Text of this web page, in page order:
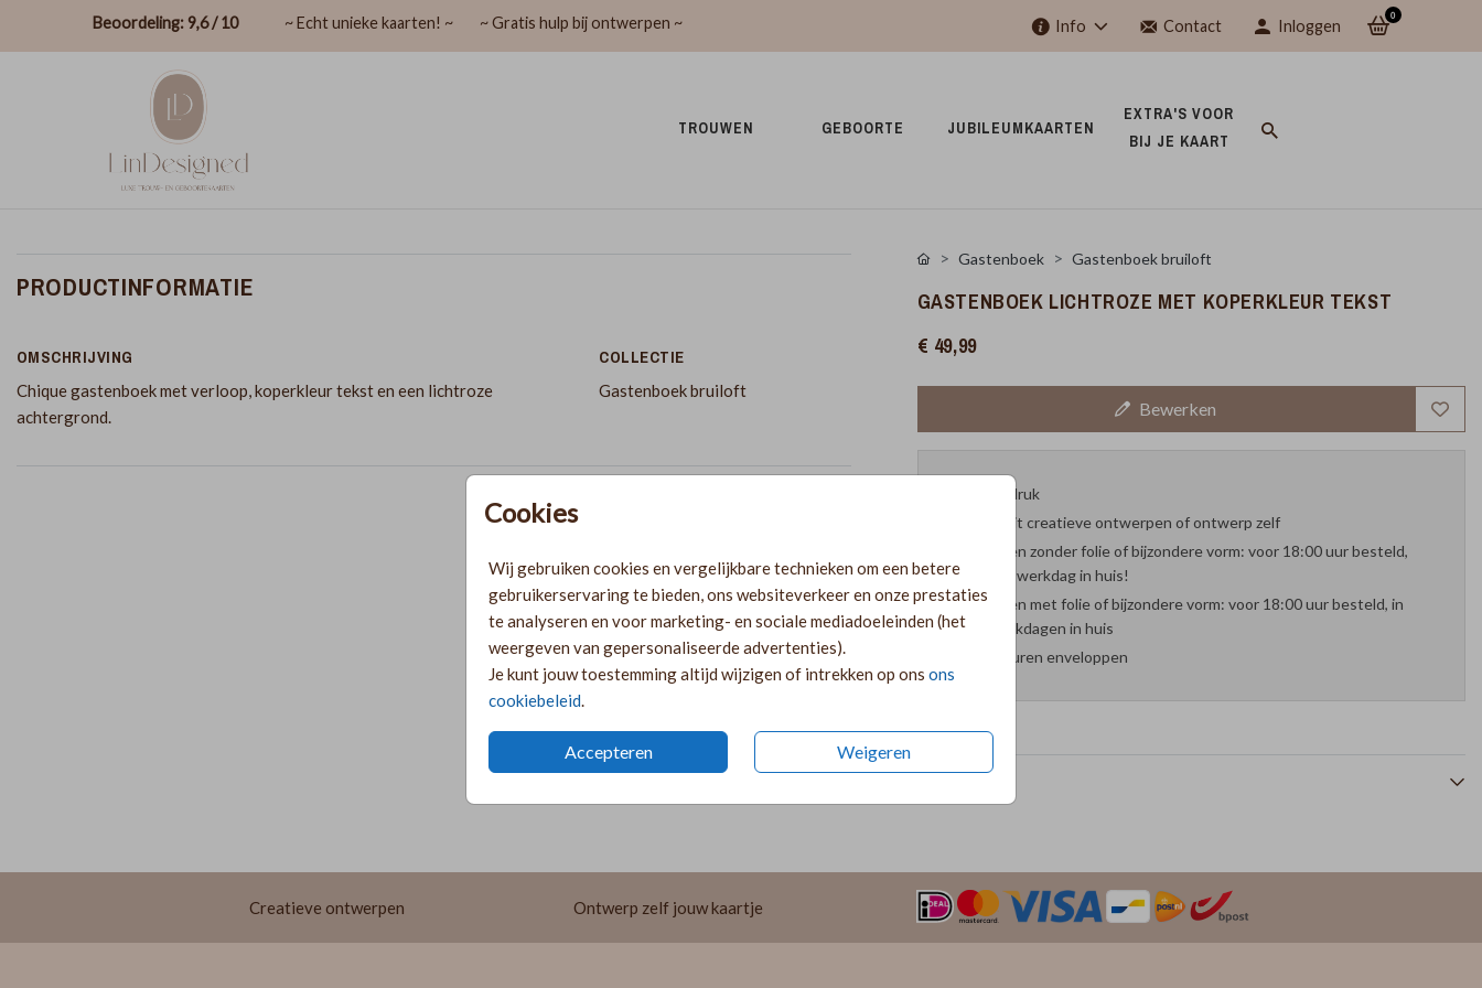
Beoordeling: 9,6 / 10 ~ Echt unieke kaarten! ~ ~ Gratis hulp bij ontwerpen ~ Info Contact Inloggen
0
TROUWEN GEBOORTE JUBILEUMKAARTEN
EXTRA'S VOOR
BIJ JE KAART
Cookies
Wij gebruiken cookies en vergelijkbare technieken om een betere
gebruikerservaring te bieden, ons websiteverkeer en onze prestaties
te analyseren en voor marketing- en sociale mediadoeleinden (het
weergeven van gepersonaliseerde advertenties).
Je kunt jouw toestemming altijd wijzigen of intrekken op ons ons
cookiebeleid
Accepteren Weigeren
PRODUCTINFORMATIE
OMSCHRIJVING
Chique gastenboek met verloop, koperkleur tekst en een lichtroze
achtergrond.
COLLECTIE
Gastenboek bruiloft
Gastenboek Gastenboek bruiloft
GASTENBOEK LICHTROZE MET KOPERKLEUR TEKST
€ 49,99
Bewerken
Proefdruk
Kies uit creatieve ontwerpen of ontwerp zelf
Kaarten zonder folie of bijzondere vorm: voor 18:00 uur besteld,
volgende werkdag in huis!
Kaarten met folie of bijzondere vorm: voor 18:00 uur besteld, in
twee werkdagen in huis
29 kleuren enveloppen
Creatieve ontwerpen Ontwerp zelf jouw kaartje